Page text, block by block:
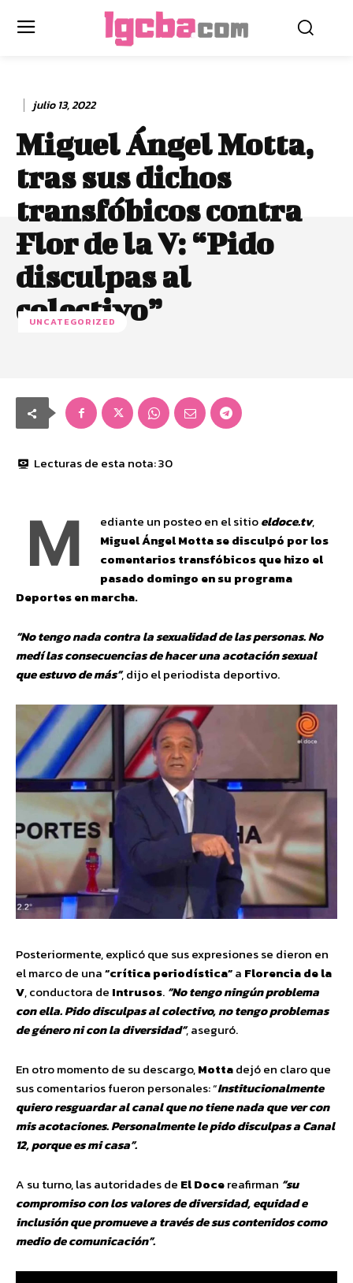
julio 13, 2022
Miguel Ángel Motta,
tras sus dichos
transfóbicos contra
Flor de la V: “Pido
disculpas al
colectivo”
UNCATEGORIZED
Lecturas de esta nota:30
M ediante un posteo en el sitioeldoce.tv,
Miguel Ángel Mottase disculpó por los
comentarios transfóbicos que hizo el
pasado domingo en su programa
Deportes en marcha.
“No tengo nada contra la sexualidad de las personas. No
medí las consecuencias de hacer una acotación sexual
que estuvo de más”, dijo el periodista deportivo.
Posteriormente, explicó que sus expresiones se dieron en
el marco de una“crítica periodística”a Florencia de la
V, conductora de Intrusos. “No tengo ningún problema
con ella. Pido disculpas al colectivo, no tengo problemas
de género ni con la diversidad”, aseguró.
En otro momento de su descargo,Mottadejó en claro que
sus comentarios fueron personales: “Institucionalmente
quiero resguardar al canal que no tiene nada que ver con
mis acotaciones. Personalmente le pido disculpas a Canal
12, porque es mi casa”.
A su turno, las autoridades de El Docereafirman “su
compromiso con los valores de diversidad, equidad e
inclusión que promueve a través de sus contenidos como
medio de comunicación”.